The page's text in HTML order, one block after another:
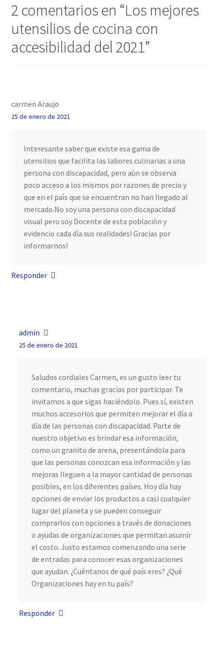
2 comentarios en “Los mejores
utensilios de cocina con
accesibilidad del 2021”
carmen Araujo
25 de enero de 2021
Interesante saber que existe esa gama de
utensilios que facilita las labores culinarias a una
persona con discapacidad, pero aùn se observa
poco acceso a los mismos por razones de precio y
que en el paìs que se encuentran no han llegado al
mercado.No soy una persona con discapacidad
visual pero soy Docente de esta poblaciòn y
evidencio cada dìa sus realidades! Gracias por
informarnos!
Responder
admin
25 de enero de 2021
Saludos cordiales Carmen, es un gusto leer tu
comentario, muchas gracias por participar. Te
invitamos a que sigas haciéndolo. Pues sí, existen
muchos accesorios que permiten mejorar el día a
día de las personas con discapacidad. Parte de
nuestro objetivo es brindar esa información,
como un granito de arena, presentándola para
que las personas conozcan esa información y las
mejoras lleguen a la mayor cantidad de personas
posibles, en los diferentes países. Hoy día hay
opciones de enviar los productos a casi cualquier
lugar del planeta y se pueden conseguir
comprarlos con opciones a través de donaciones
o ayudas de organizaciones que permitan asumir
el costo. Justo estamos comenzando una serie
de entradas para conocer esas organizaciones
que ayudan. ¿Cuéntanos de qué país eres? ¿Qué
Organizaciones hay en tu país?
Responder